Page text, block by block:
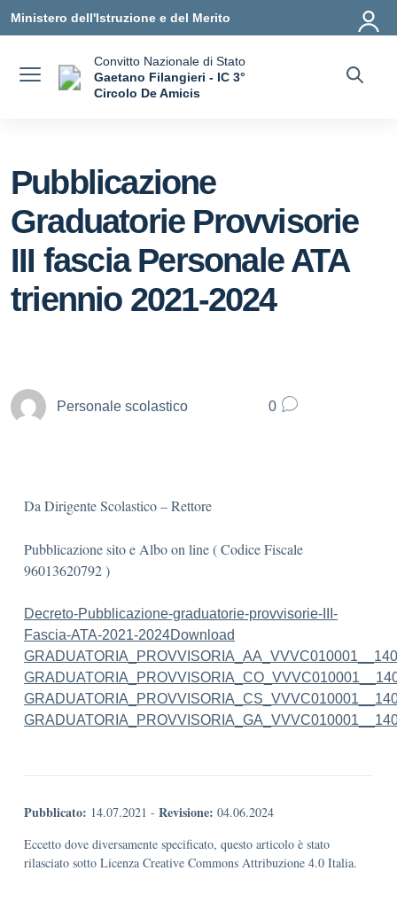
Ministero dell'Istruzione e del Merito
Convitto Nazionale di Stato
Gaetano Filangieri - IC 3°
Circolo De Amicis
Pubblicazione
Graduatorie Provvisorie
III fascia Personale ATA
triennio 2021-2024
Personale scolastico 0
Da Dirigente Scolastico – Rettore
Pubblicazione sito e Albo on line ( Codice Fiscale
96013620792 )
Decreto-Pubblicazione-graduatorie-provvisorie-III-
Fascia-ATA-2021-2024Download
Pubblicato: 14.07.2021 - Revisione: 04.06.2024
Eccetto dove diversamente specificato, questo articolo è stato
rilasciato sotto Licenza Creative Commons Attribuzione 4.0 Italia.